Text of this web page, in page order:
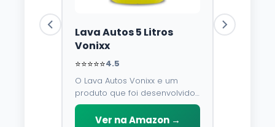
Lava Autos 5 Litros
Vonixx
⭐⭐⭐⭐⭐4.5
O Lava Autos Vonixx e um
produto que foi desenvolvido
para limpar, proteger e
conservar a lataria do veiculo.
Ver na Amazon →